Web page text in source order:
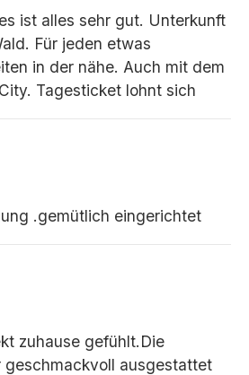
ist alles sehr gut. Unterkunft
Für jeden etwas
in der nähe. Auch mit dem
Tagesticket lohnt sich
.gemütlich eingerichtet
zuhause gefühlt.Die
geschmackvoll ausgestattet